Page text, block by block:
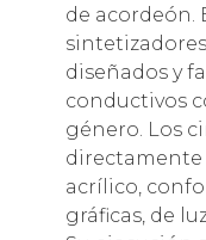
de acordeón.
diseñados y
conductivos
género. Los
directamente
acrílico,
gráficas, de